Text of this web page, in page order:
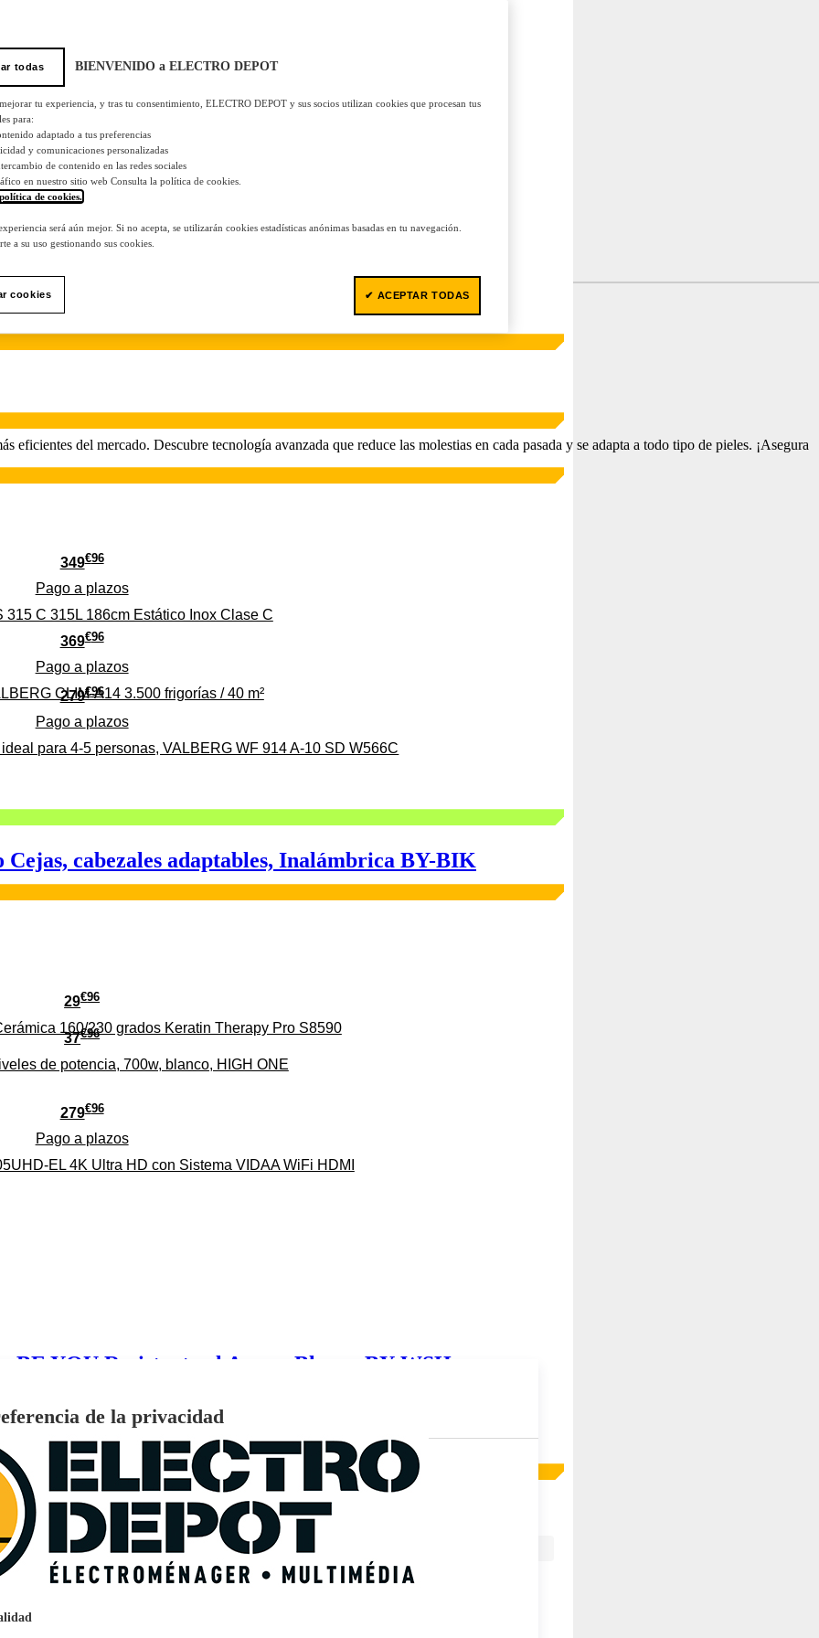
279€96
Pago a plazos
para 4-5 personas, VALBERG WF 914 A-10 SD W566C
349€96
Pago a plazos
315 C 315L 186cm Estático Inox Clase C
37€96
de potencia, 700w, blanco, HIGH ONE
369€96
Pago a plazos
CLIM-A14 3.500 frigorías / 40 m²
29€96
160/230 grados Keratin Therapy Pro S8590
279€96
Pago a plazos
EL 4K Ultra HD con Sistema VIDAA WiFi HDMI
159€ 96
Pago aplazos
EcoTank EPSON ET-2861
eficientes del mercado. Descubre tecnología avanzada que reduce las molestias en cada pasada y se adapta a todo tipo de pieles. ¡Asegura
cabezales adaptables, Inalámbrica BY-BIK
YOU Resistente al Agua - Blanca BY-WSH
todas BIENVENIDO a ELECTRO DEPOT
tu experiencia, y tras tu consentimiento, ELECTRO DEPOT y sus socios utilizan cookies que procesan tus
para:
adaptado a tus preferencias
y comunicaciones personalizadas
de contenido en las redes sociales
en nuestro sitio web Consulta la política de cookies.
de cookies.
será aún mejor. Si no acepta, se utilizarán cookies estadísticas anónimas basadas en tu navegación.
a su uso gestionando sus cookies.
cookies ✔ ACEPTAR TODAS
de la privacidad